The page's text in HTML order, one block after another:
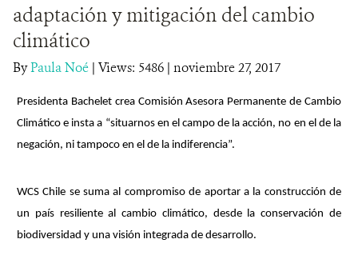
DONA
adaptación y mitigación del cambio
climático
ByPaula Noé | Views: 5486 | noviembre 27, 2017
Presidenta Bachelet crea Comisión Asesora Permanente de Cambio
Climático e insta a “situarnos en el campo de la acción, no en el de la
negación, ni tampoco en el de la indiferencia”.
WCS Chile se suma al compromiso de aportar a la construcción de
un país resiliente al cambio climático, desde la conservación de
biodiversidad y una visión integrada de desarrollo.